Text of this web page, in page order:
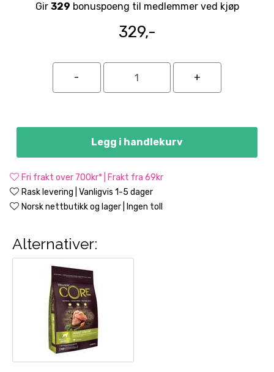
Gir 329 bonuspoeng til medlemmer ved kjøp
329,-
Legg i handlekurv
Fri frakt over 700kr* | Frakt fra 69kr
Rask levering | Vanligvis 1-5 dager
Norsk nettbutikk og lager | Ingen toll
Alternativer: